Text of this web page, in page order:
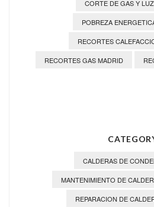
CORTE DE GAS Y
POBREZA
RECORTES
RECORTES GAS MADRID
CALDERAS DE
MANTENIMIENTO DE
REPARACION DE